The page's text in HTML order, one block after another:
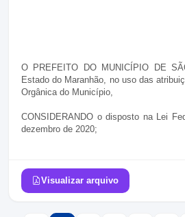
O PREFEITO DO MUNICÍPIO DE
Estado do Maranhão, no uso das
Orgânica do Município,
CONSIDERANDO o disposto na Lei
dezembro de 2020;
Visualizar arquivo